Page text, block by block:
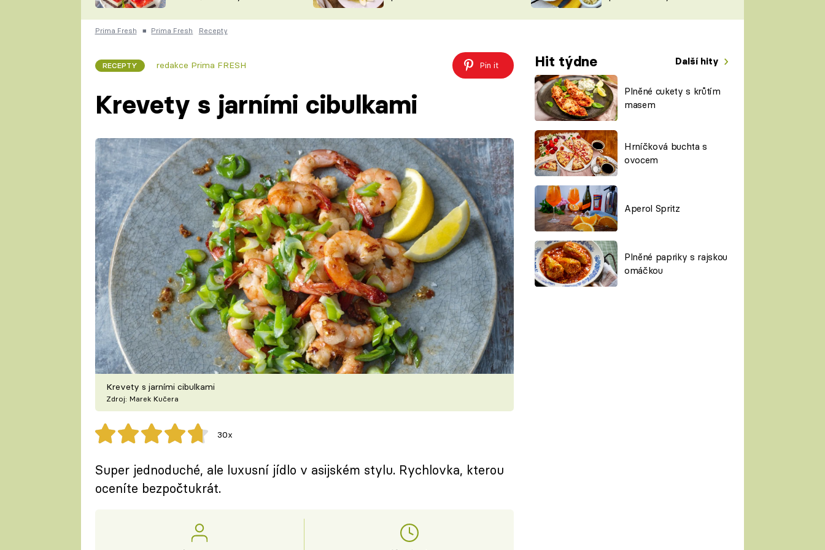
ČESKO NA TALÍŘI
KUCHAŘKA
VYCHYTÁVKY
ŠÉFREDAKTORKY
ČASOPIS
Prima Fresh ■ Prima Fresh Recepty
RECEPTY redakce Prima FRESH Pin it Hit týdne Další hity
Plněné cukety s krůtím
masem
Hrníčková buchta s
ovocem
Aperol Spritz
Plněné papriky s rajskou
omáčkou
Krevety s jarními cibulkami
Krevety s jarními cibulkami
Zdroj: Marek Kučera
30x
Super jednoduché, ale luxusní jídlo v asijském stylu. Rychlovka, kterou
oceníte bezpočtukrát.